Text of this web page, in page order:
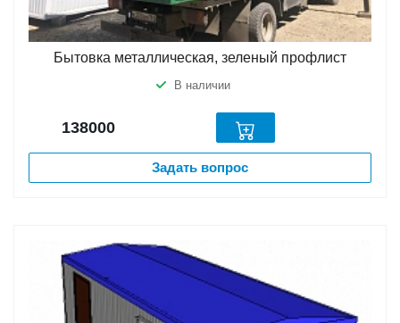
Бытовка металлическая, зеленый профлист
В наличии
138000
Задать вопрос